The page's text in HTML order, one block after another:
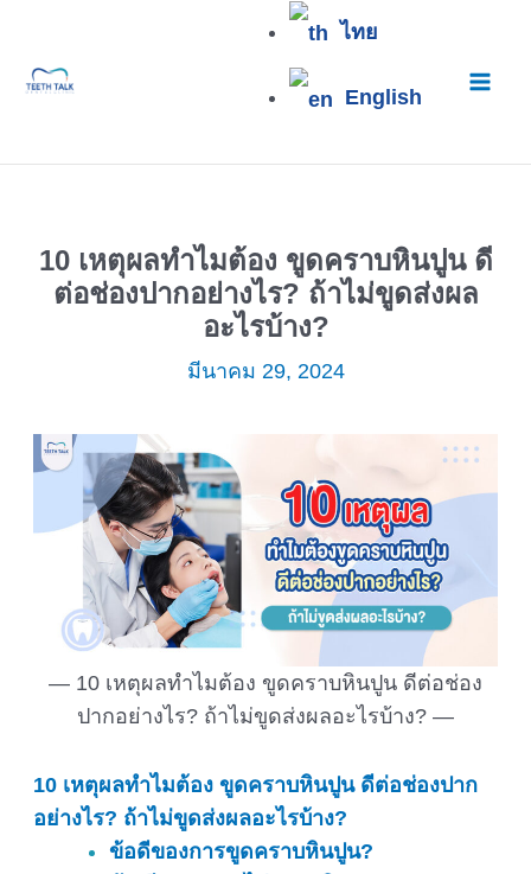
content
ไทย
English
10 เหตุผลทำไมต้อง ขูดคราบหินปูน ดี
ต่อช่องปากอย่างไร? ถ้าไม่ขูดส่งผล
อะไรบ้าง?
มีนาคม 29, 2024
10 เหตุผลทำไมต้อง ขูดคราบหินปูน ดีต่อช่อง
ปากอย่างไร? ถ้าไม่ขูดส่งผลอะไรบ้าง?
10 เหตุผลทำไมต้อง ขูดคราบหินปูน ดีต่อช่องปาก
อย่างไร? ถ้าไม่ขูดส่งผลอะไรบ้าง?
ข้อดีของการขูดคราบหินปูน?